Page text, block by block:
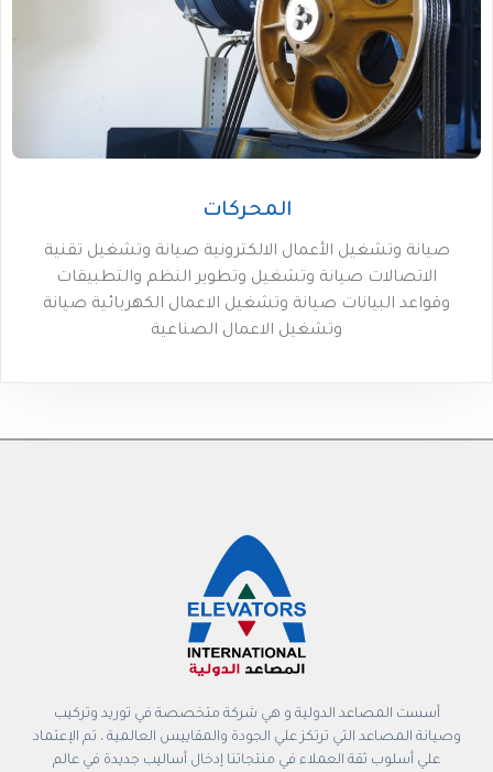
المحركات
صيانة وتشغيل الأعمال الالكترونية صيانة وتشغيل تقنية
الاتصالات صيانة وتشغيل وتطوير النظم والتطبيقات
وقواعد البيانات صيانة وتشغيل الاعمال الكهربائية صيانة
وتشغيل الاعمال الصناعية
أسست المصاعد الدولية و هي شركة متخصصة في توريد وتركيب
وصيانة المصاعد التي ترتكز علي الجودة والمقاييس العالمية ، تم الإعتماد
علي أسلوب ثقة العملاء في منتجاتنا إدخال أساليب جديدة في عالم